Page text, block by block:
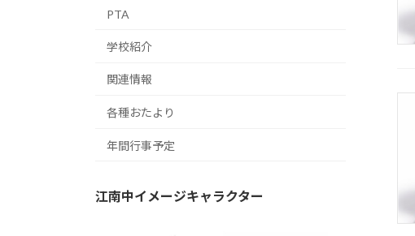
PTA
学校紹介
関連情報
各種おたより
年間行事予定
江南中イメージキャラクター